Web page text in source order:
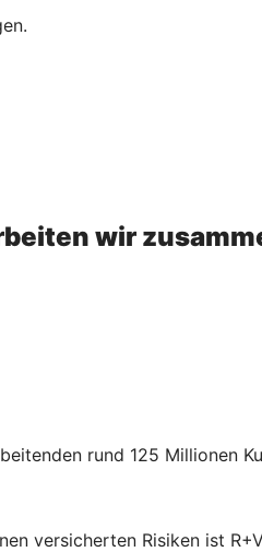
wir
rund 125 Millionen
versicherten Risiken ist